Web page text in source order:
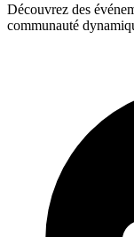
Découvrez des
communauté